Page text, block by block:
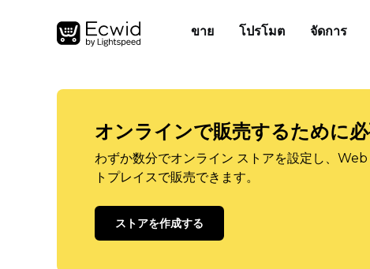
ขาย โปรโมต จัดการ
オンラインで販売するために
わずか数分でオンライン ストアを設定し、
トプレイスで販売できます。
ストアを作成する